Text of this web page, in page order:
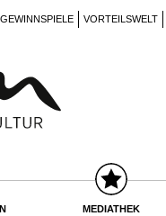
GEWINNSPIELE VORTEILSWELT
MEDIATHEK